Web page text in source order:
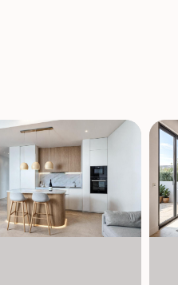
2 km dalej, znane z
lotnisko Murcia Corvera